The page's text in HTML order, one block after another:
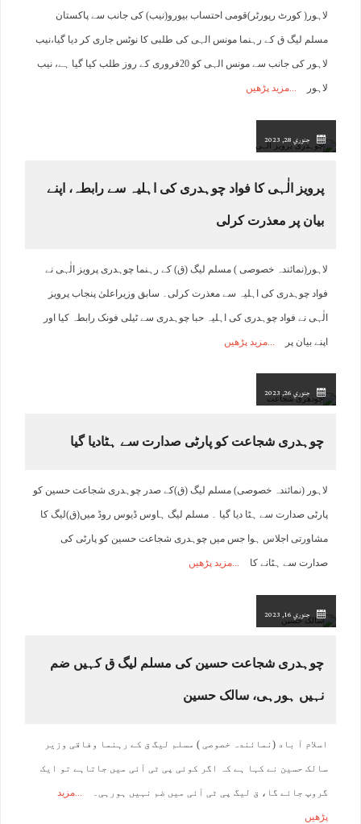
لاہور( کورٹ رپورٹر)قومی احتساب بیورو(نیب) کی جانب سے پاکستان
مسلم لیگ ق کے رہنما مونس الہی کی طلبی کا نوٹس جاری کر دیا گیا،نیب
لاہور کی جانب سے مونس الہی کو 20فروری کے روز طلب کیا گیا ہے، نیب
لاہور مزید پڑھیں
جنوري 28, 2023
پرویز الٰہی کا فواد چوہدری کی اہلیہ سے رابطہ، اپنے
بیان پر معذرت کرلی
لاہور(نمائندہ خصوصی ) مسلم لیگ (ق) کے رہنما چوہدری پرویز الٰہی نے
فواد چوہدری کی اہلیہ سے معذرت کرلی۔ سابق وزیراعلیٰ پنجاب پرویز
الٰہی نے فواد چوہدری کی اہلیہ حبا چوہدری سے ٹیلی فونک رابطہ کیا اور
اپنے بیان پر مزید پڑھیں
جنوري 26, 2023
چوہدری شجاعت کو پارٹی صدارت سے ہٹادیا گیا
لاہور (نمائندہ خصوصی) مسلم لیگ (ق)کے صدر چوہدری شجاعت حسین کو
پارٹی صدارت سے ہٹا دیا گیا ۔ مسلم لیگ ہاوس ڈیوس روڈ میں(ق)لیگ کا
مشاورتی اجلاس ہوا جس میں چوہدری شجاعت حسین کو پارٹی کی
صدارت سے ہٹانے کا مزید پڑھیں
جنوري 16, 2023
چوہدری شجاعت حسین کی مسلم لیگ ق کہیں ضم
نہیں ہورہی، سالک حسین
اسلام آ باد (نمائندہ ‌خصوصی ) مسلم لیگ ق کے رہنما وفاقی وزیر
سالک حسین نے کہا ہے کہ اگر کوئی پی ٹی آئی میں جاتاہے تو ایک
گروپ جائے گا، ق لیگ پی ٹی آئی میں ضم نہیں ہورہی۔ مزید
پڑھیں